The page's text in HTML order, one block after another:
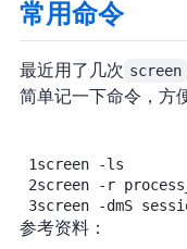
screen常用命令
最近用了几次 screen
简单记一下命令，方
1screen
-ls
2screen -r
3screen -dmS
参考资料：